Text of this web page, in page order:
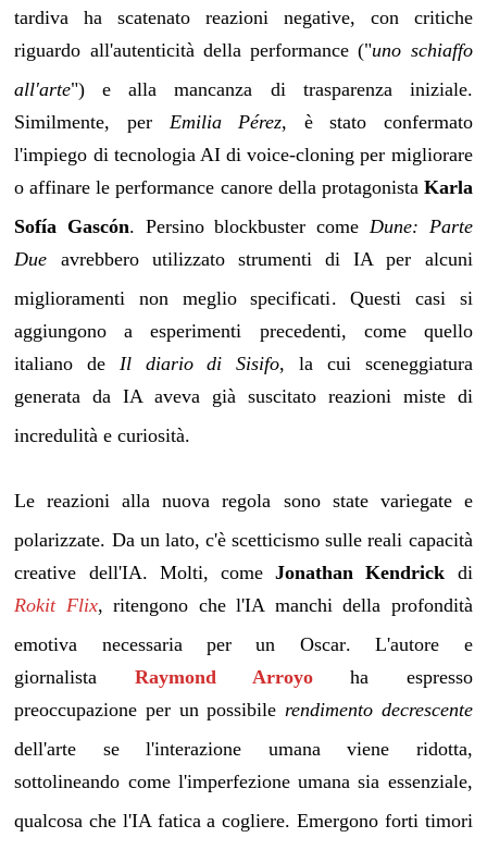
tardiva ha scatenato reazioni negative, con critiche
riguardo all'autenticità della performance ("uno schiaffo
all'arte") e alla mancanza di trasparenza iniziale.
Similmente, per
Emilia Pérez, è stato confermato
l'impiego di tecnologia AI di voice-cloning per migliorare
o affinare le performance canore della protagonista Karla
Sofía Gascón. Persino blockbuster come Dune: Parte
Due
avrebbero utilizzato strumenti di IA per alcuni
miglioramenti non meglio specificati. Questi casi si
aggiungono a esperimenti precedenti, come quello
italiano de Il diario di Sisifo, la cui sceneggiatura
generata da IA aveva già suscitato reazioni miste di
incredulità e curiosità.
Le reazioni alla nuova regola sono state variegate e
polarizzate. Da un lato, c'è scetticismo sulle reali capacità
creative dell'IA. Molti, comeJonathan Kendrick di
Rokit Flix, ritengono che l'IA manchi della profondità
emotiva necessaria per un Oscar. L'autore e
giornalista Raymond Arroyo ha espresso
preoccupazione per un possibile rendimento decrescente
dell'arte se l'interazione umana viene ridotta,
sottolineando come l'imperfezione umana sia essenziale,
qualcosa che l'IA fatica a cogliere. Emergono forti timori